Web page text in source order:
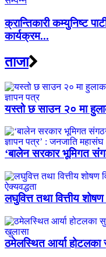
क्रान्तिकारी कम्युनिष्ट
कार्यक्रम...
ताजा
यस्तो छ साउन २० मा
‘बालेन सरकार भूमिगत
लघुवित्त तथा वित्तीय
ठमेलस्थित आर्या होटलका